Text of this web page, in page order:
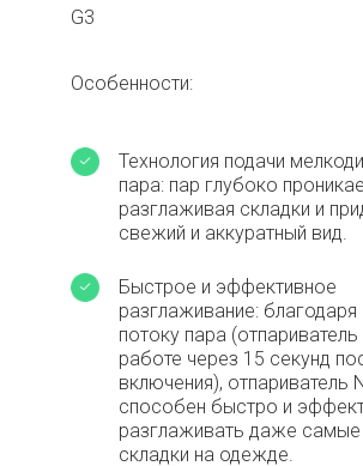
G3
Особенности:
Технология подачи
пара: пар глубоко
разглаживая складки и
свежий и аккуратный вид.
Быстрое и эффективное
разглаживание:
потоку пара
работе через 15 секунд
включения), отпариватель
способен быстро и
разглаживать даже самые
складки на одежде.